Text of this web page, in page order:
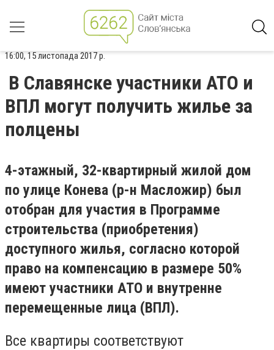
16:00, 15 листопада 2017 р.
В Славянске участники АТО и
ВПЛ могут получить жилье за
полцены
4-этажный, 32-квартирный жилой дом
по улице Конева (р-н Масложир) был
отобран для участия в Программе
строительства (приобретения)
доступного жилья, согласно которой
право на компенсацию в размере 50%
имеют участники АТО и внутренне
перемещенные лица (ВПЛ).
Все квартиры соответствуют